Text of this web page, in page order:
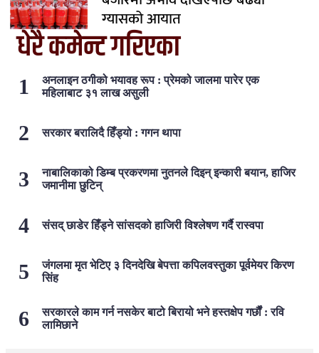
ग्यासको आयात
धेरै कमेन्ट गरिएका
अनलाइन ठगीको भयावह रूप : प्रेमको जालमा पारेर एक
महिलाबाट ३१ लाख असुली
सरकार बरालिदै हिँड्यो : गगन थापा
नाबालिकाको डिम्ब प्रकरणमा नुतनले दिइन् इन्कारी बयान, हाजिर
जमानीमा छुटिन्
संसद् छाडेर हिँड्ने सांसदको हाजिरी विश्लेषण गर्दै रास्वपा
जंगलमा मृत भेटिए ३ दिनदेखि बेपत्ता कपिलवस्तुका पूर्वमेयर किरण
सिंह
सरकारले काम गर्न नसकेर बाटो बिरायो भने हस्तक्षेप गर्छौं : रवि
लामिछाने